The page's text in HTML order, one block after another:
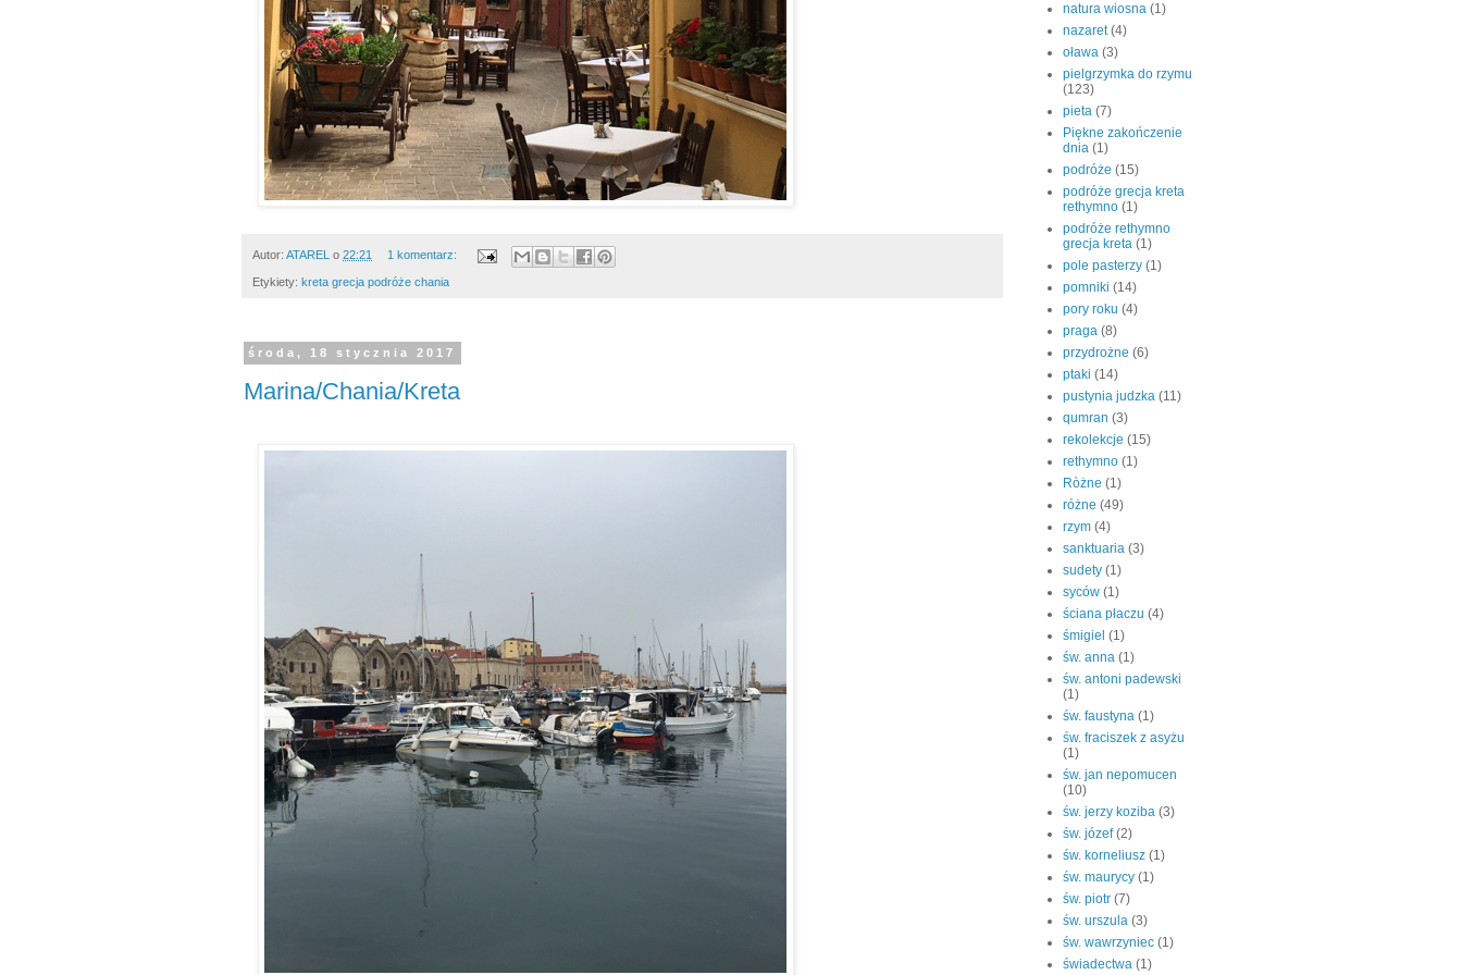
Autor: ATAREL o 22:21 1 komentarz:
Etykiety: kreta grecja podróże chania
środa, 18 stycznia 2017
Marina/Chania/Kreta
natura wiosna (1)
nazaret (4)
oława (3)
pielgrzymka do rzymu
(123)
pieta (7)
Piękne zakończenie
dnia (1)
podróże (15)
podróże grecja kreta
rethymno (1)
podróże rethymno
grecja kreta (1)
pole pasterzy (1)
pomniki (14)
pory roku (4)
praga (8)
przydrożne (6)
ptaki (14)
pustynia judzka (11)
qumran (3)
rekolekcje (15)
rethymno (1)
Ròżne (1)
różne (49)
rzym (4)
sanktuaria (3)
sudety (1)
syców (1)
ściana płaczu (4)
śmigiel (1)
św. anna (1)
św. antoni padewski
(1)
św. faustyna (1)
św. fraciszek z asyżu
(1)
św. jan nepomucen
(10)
św. jerzy koziba (3)
św. józef (2)
św. korneliusz (1)
św. maurycy (1)
św. piotr (7)
św. urszula (3)
św. wawrzyniec (1)
świadectwa (1)